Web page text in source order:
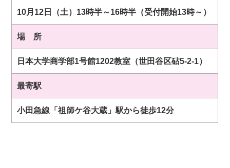
10月12日（土）13時半～16時半（受付開始13時～）
場 所
日本大学商学部1号館1202教室（世田谷区砧5-2-1）
最寄駅
小田急線「祖師ケ谷大蔵」駅から徒歩12分